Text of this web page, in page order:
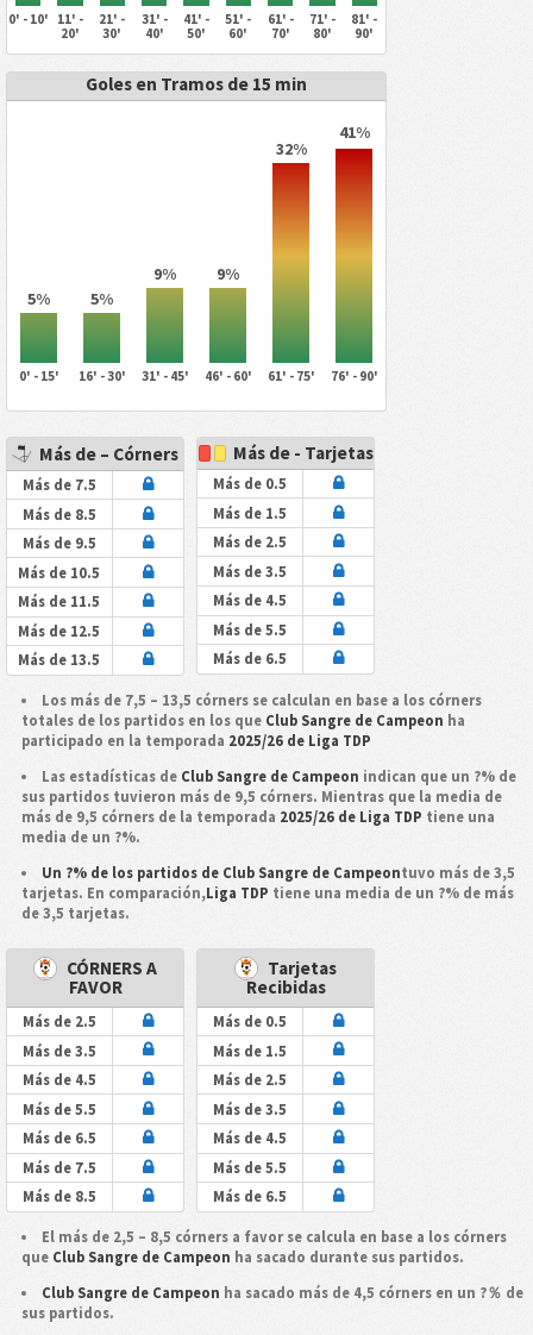
0' - 10'
11' -
20'
21' -
30'
31' -
40'
41' -
50'
51' -
60'
61' -
70'
71' -
80'
81' -
90'
Goles en Tramos de 15 min
5% 5%
9% 9%
32%
41%
0' - 15' 16' - 30' 31' - 45' 46' - 60' 61' - 75' 76' - 90'
Más de – Córners
Más de 7.5
Más de 8.5
Más de 9.5
Más de 10.5
Más de 11.5
Más de 12.5
Más de 13.5
Más de - Tarjetas
Más de 0.5
Más de 1.5
Más de 2.5
Más de 3.5
Más de 4.5
Más de 5.5
Más de 6.5
Los más de 7,5 – 13,5 córners se calculan en base a los córners
totales de los partidos en los que Club Sangre de Campeon ha
participado en la temporada 2025/26 de Liga TDP
Las estadísticas de Club Sangre de Campeon indican que un ?% de
sus partidos tuvieron más de 9,5 córners. Mientras que la media de
más de 9,5 córners de la temporada 2025/26 de Liga TDP tiene una
media de un ?%.
Un ?% de los partidos de Club Sangre de Campeontuvo más de 3,5
tarjetas. En comparación,Liga TDP tiene una media de un ?% de más
de 3,5 tarjetas.
CÓRNERS A
FAVOR
Más de 2.5
Más de 3.5
Más de 4.5
Más de 5.5
Más de 6.5
Más de 7.5
Más de 8.5
Tarjetas
Recibidas
Más de 0.5
Más de 1.5
Más de 2.5
Más de 3.5
Más de 4.5
Más de 5.5
Más de 6.5
El más de 2,5 – 8,5 córners a favor se calcula en base a los córners
que Club Sangre de Campeon ha sacado durante sus partidos.
Club Sangre de Campeon ha sacado más de 4,5 córners en un ?％ de
sus partidos.